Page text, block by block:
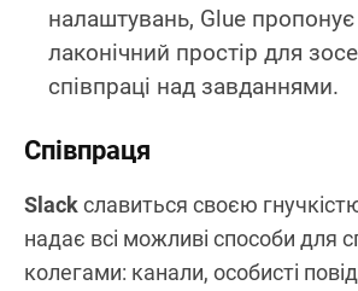
налаштувань, Glue
лаконічний простір для
співпраці над завданнями.
Співпраця
Slackславиться своєю
надає всі можливі способи для
колегами: канали, особисті